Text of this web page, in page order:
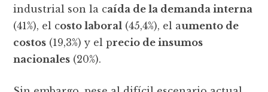
industrial son la caída de la demanda interna
(41%), el costo laboral (45,4%), el aumento de
costos (19,3%) y el precio de insumos
nacionales (20%).